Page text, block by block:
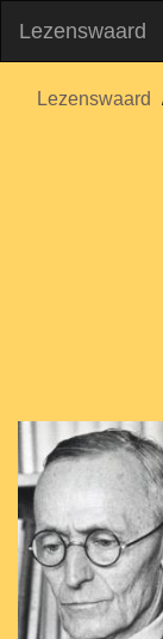
Lezenswaard
Lezenswaard